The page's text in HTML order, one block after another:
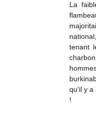
La
tenant
qu’il y
!